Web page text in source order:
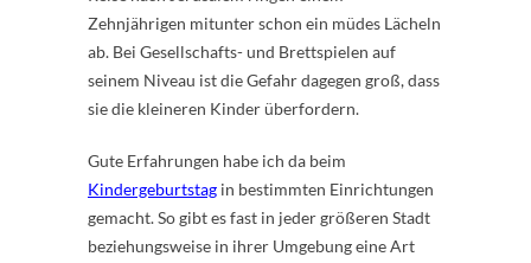
Zehnjährigen mitunter schon ein müdes Lächeln
ab. Bei Gesellschafts- und Brettspielen auf
seinem Niveau ist die Gefahr dagegen groß, dass
sie die kleineren Kinder überfordern.
Gute Erfahrungen habe ich da beim
Kindergeburtstag in bestimmten Einrichtungen
gemacht. So gibt es fast in jeder größeren Stadt
beziehungsweise in ihrer Umgebung eine Art